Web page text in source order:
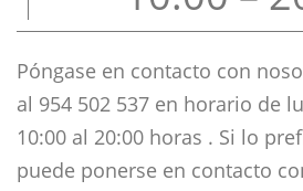
Póngase en contacto con
al 954 502 537 en horario de
10:00 al 20:00 horas . Si lo
puede ponerse en contacto